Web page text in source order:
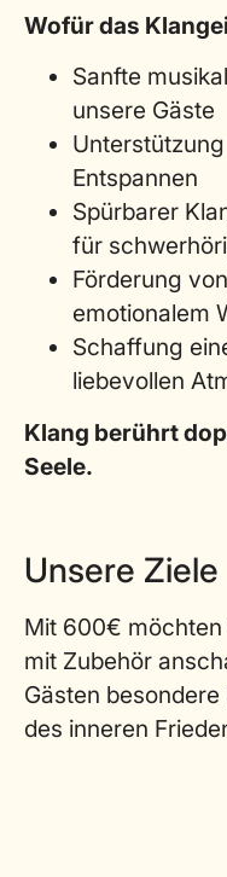
Wofür das
Sanfte
unsere Gäste
Entspannen
Spürbarer
für
Förderung
emotionalem
Schaffung
liebevollen
Klang berührt
Seele.
Unsere Ziele
Mit 600€
mit Zubehör
Gästen
des inneren